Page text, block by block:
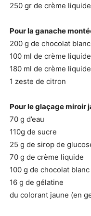
250 gr de crème
Pour la ganache
200 g de chocolat blanc
100 ml de crème
180 ml de crème
1 zeste de citron
Pour le glaçage miroir
70 g d’eau
110g de sucre
25 g de sirop de
70 g de crème liquide
100 g de chocolat blanc
16 g de gélatine
du colorant jaune (en